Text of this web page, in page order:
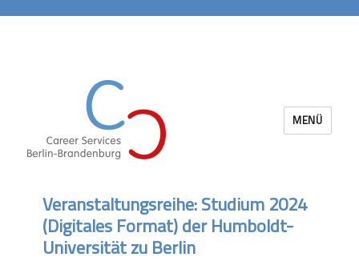
MENÜ
Veranstaltungsreihe: Studium 2024
(Digitales Format) der Humboldt-
Universität zu Berlin